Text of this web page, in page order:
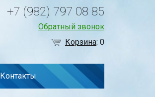
+7 (982) 797 08 85
Обратный звонок
Корзина: 0
Контакты